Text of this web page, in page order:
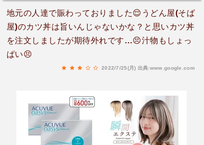
地元の人達で賑わっておりました😌うどん屋(そば
屋)のカツ丼は旨いんじゃないかな？と思いカツ丼
を注文しましたが期待外れです…😣汁物もしょっ
ぱい😣
2022/7/25(月) 出典:www.google.com